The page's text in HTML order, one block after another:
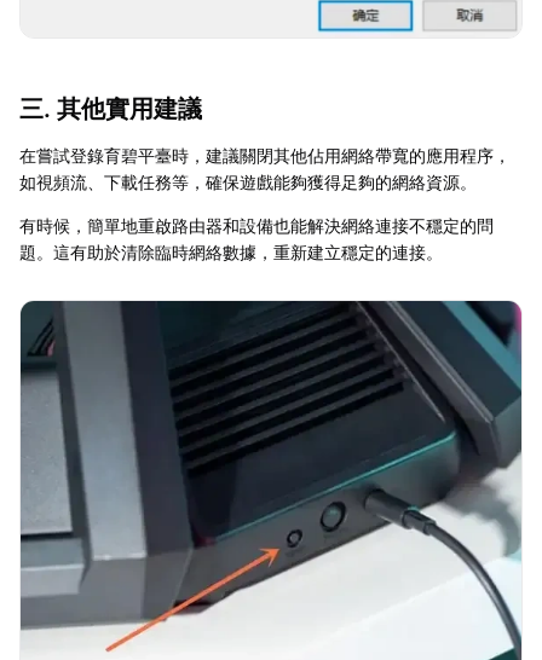
三. 其他實用建議
在嘗試登錄育碧平臺時，建議關閉其他佔用網絡帶寬的應用程序，
如視頻流、下載任務等，確保遊戲能夠獲得足夠的網絡資源。
有時候，簡單地重啟路由器和設備也能解決網絡連接不穩定的問
題。這有助於清除臨時網絡數據，重新建立穩定的連接。